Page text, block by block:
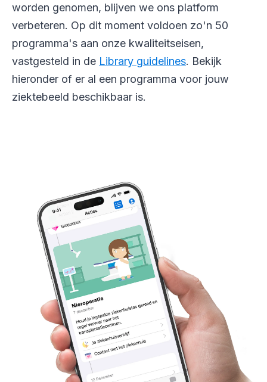
worden genomen, blijven we ons platform
verbeteren. Op dit moment voldoen zo'n 50
programma's aan onze kwaliteitseisen,
vastgesteld in de Library guidelines. Bekijk
hieronder of er al een programma voor jouw
ziektebeeld beschikbaar is.